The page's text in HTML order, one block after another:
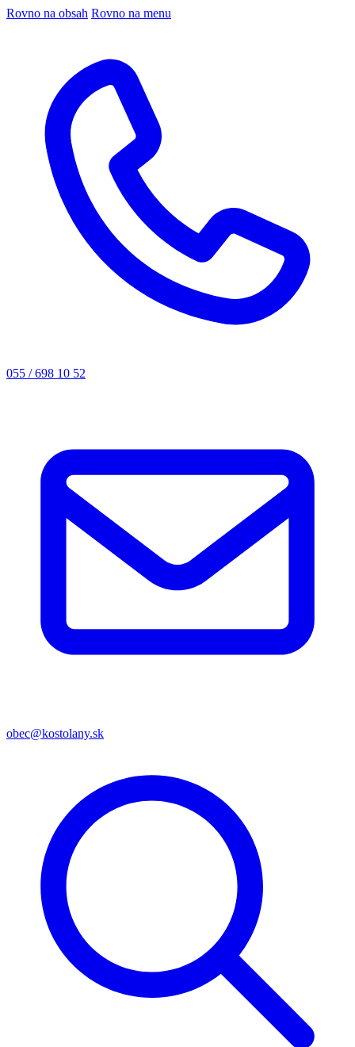
Rovno na obsah Rovno na menu
055 / 698 10 52
obec@kostolany.sk